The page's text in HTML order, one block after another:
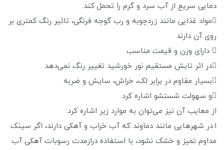
دمایی سریع از آب سرد و گرم را تحمل کند.
مواد غذایی مانند زردچوبه و رب گوجه فرنگی، تاثیر رنگ کمتری بر
روی آن دارند
 دارای وزن و قیمت مناسب
در اثر تابش مستقیم نور خورشید تغییر رنگ نمی‌دهد
بسیار مقاوم در برابر لک، خراش، سایش و ضربه
و سهولت شستشو اشاره کرد.
از معایب آن نیز می‌توان به موارد زیر اشاره کرد:
1.در شهرهایی مانند دماوند که آب خراب و آهکی دارند، اگر سینک
مداوم تمیز و خشک نشود، با استفاده درازمدت رسوبات آهکی آب